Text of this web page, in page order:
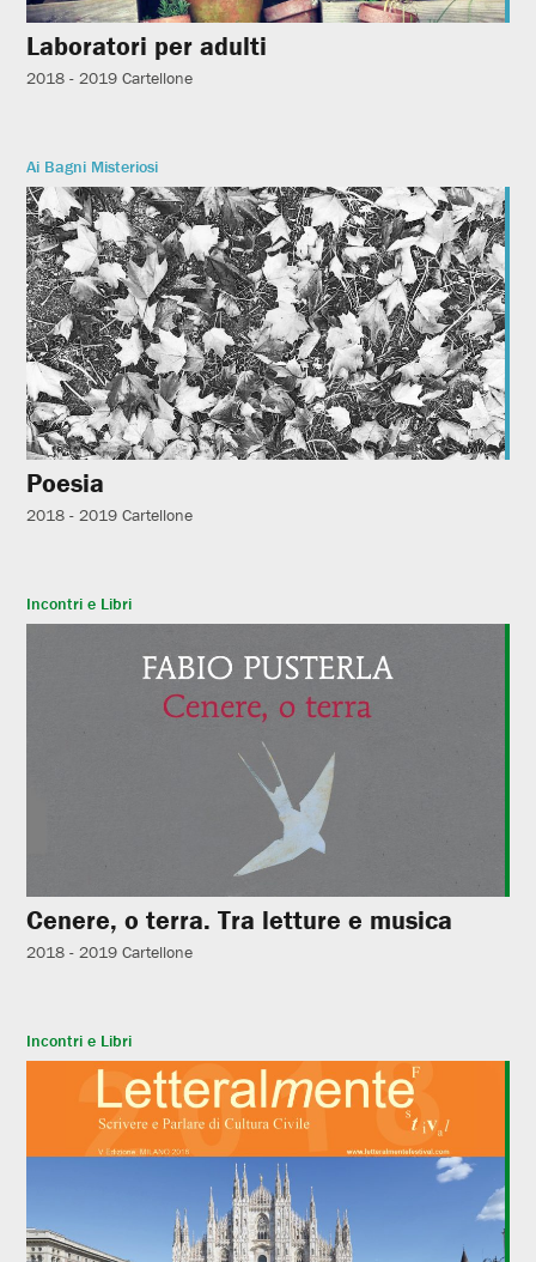
Laboratori per adulti
2018 - 2019 Cartellone
Ai Bagni Misteriosi
Poesia
2018 - 2019 Cartellone
Incontri e Libri
Cenere, o terra. Tra letture e musica
2018 - 2019 Cartellone
Incontri e Libri